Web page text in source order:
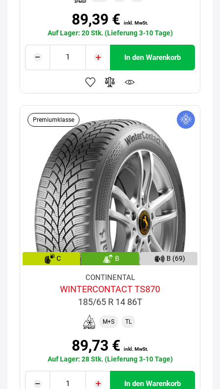
89,39 € inkl. MwSt.
Auf Lager: 20 Stk. (Lieferung 3-10 Tage)
In den Warenkorb
Premiumklasse
C B B (69)
CONTINENTAL
WINTERCONTACT TS870
185/65 R 14 86T
M+S TL
89,73 € inkl. MwSt.
Auf Lager: 28 Stk. (Lieferung 3-10 Tage)
In den Warenkorb